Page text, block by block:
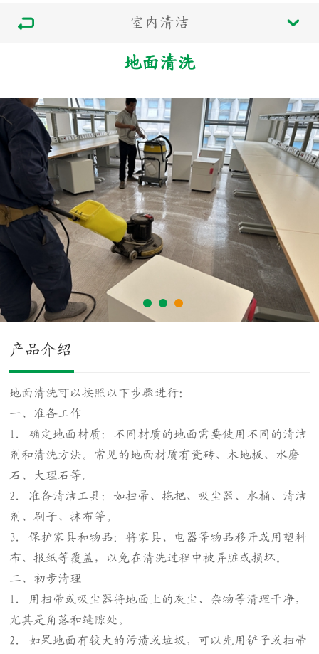
室内清洁
地面清洗
产品介绍
地面清洗可以按照以下步骤进行：
一、准备工作
1. 确定地面材质：不同材质的地面需要使用不同的清洁
剂和清洗方法。常见的地面材质有瓷砖、木地板、水磨
石、大理石等。
2. 准备清洁工具：如扫帚、拖把、吸尘器、水桶、清洁
剂、刷子、抹布等。
3. 保护家具和物品：将家具、电器等物品移开或用塑料
布、报纸等覆盖，以免在清洗过程中被弄脏或损坏。
二、初步清理
1. 用扫帚或吸尘器将地面上的灰尘、杂物等清理干净，
尤其是角落和缝隙处。
2. 如果地面有较大的污渍或垃圾，可以先用铲子或扫帚